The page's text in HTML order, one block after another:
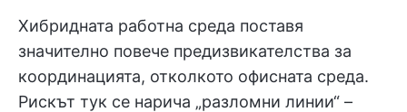
Хибридната работна среда поставя
значително повече предизвикателства за
координацията, отколкото офисната среда.
Рискът тук се нарича „разломни линии“ –